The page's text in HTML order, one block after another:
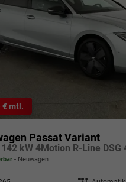
€ mtl.
Passat Variant
Neuwagen